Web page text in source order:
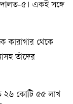
৫। একই সঙ্গে
কারাগার থেকে
তাঁদের
২৬ কোটি ৫৫ লাখ